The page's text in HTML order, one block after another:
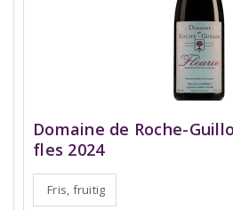
Domaine de Roche-
fles 2024
Fris, fruitig